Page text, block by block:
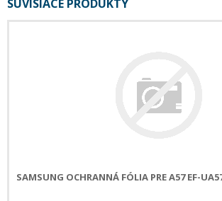
SÚVISIACE PRODUKTY
SAMSUNG OCHRANNÁ FÓLIA PRE A57 EF-